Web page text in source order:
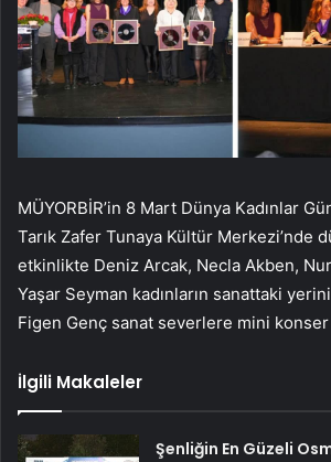
MÜYORBİR’in 8 Mart Dünya Kadınlar
Tarık Zafer Tunaya Kültür Merkezi’nde
etkinlikte Deniz Arcak, Necla Akben,
Yaşar Seyman kadınların sanattaki
Figen Genç sanat severlere mini
İlgili Makaleler
Şenliğin En Güzeli